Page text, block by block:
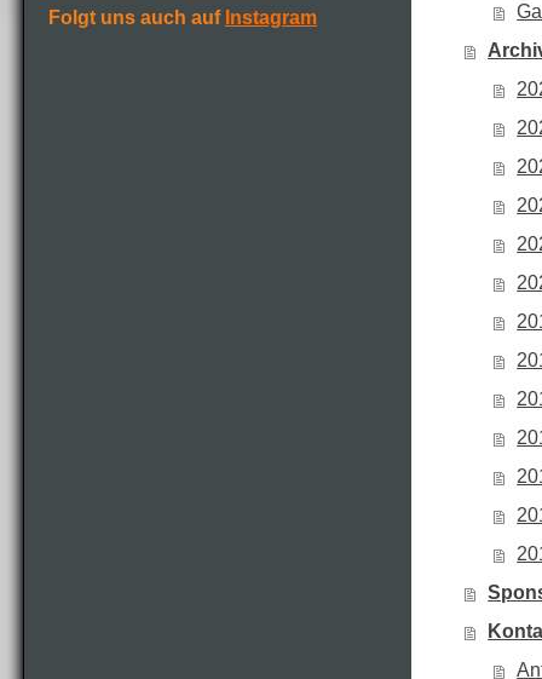
Folgt uns auch auf Instagram